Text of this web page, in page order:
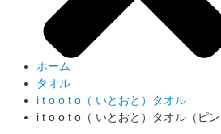
ホーム
タオル
i t o o t o（ いとおと）タオル
i t o o t o（ いとおと）タオル（ピン